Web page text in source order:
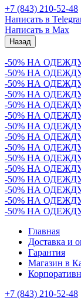
+7 (843) 210-52-48
Написать в
Написать в Max
Назад
-50% НА
-50% НА
-50% НА
-50% НА
-50% НА
-50% НА
-50% НА
-50% НА
-50% НА
-50% НА
-50% НА
-50% НА
-50% НА
-50% НА
-50% НА
Главная
Доставка и
Гарантия
Магазин в
+7 (843) 210-52-48